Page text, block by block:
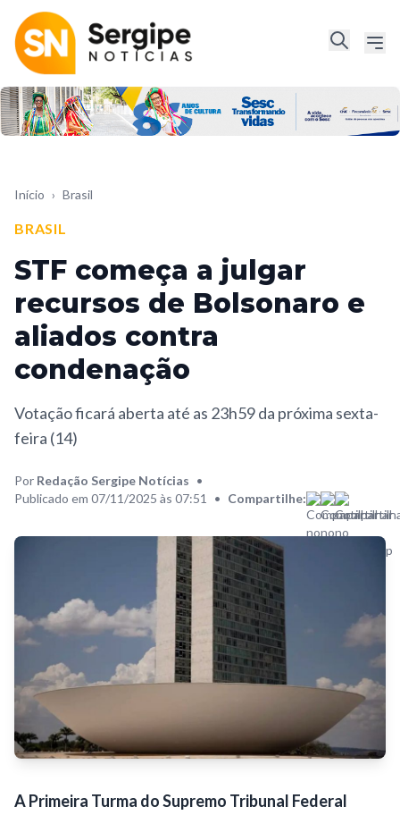
Início › Brasil
BRASIL
STF começa a julgar
recursos de Bolsonaro e
aliados contra
condenação
Votação ficará aberta até as 23h59 da próxima sexta-
feira (14)
Por Redação Sergipe Notícias •
Publicado em 07/11/2025 às 07:51
• Compartilhe:
A Primeira Turma do Supremo Tribunal Federal